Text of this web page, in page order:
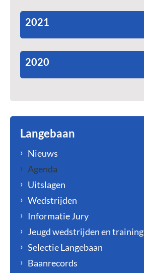
2021
2020
Langebaan
Nieuws
Agenda
Uitslagen
Wedstrijden
Informatie Jury
Jeugd wedstrijden en training
Selectie Langebaan
Baanrecords